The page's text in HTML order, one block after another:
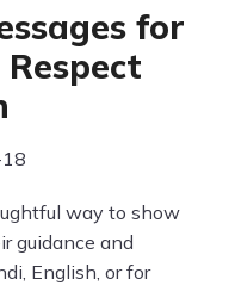
for
way to show
guidance and
English, or for